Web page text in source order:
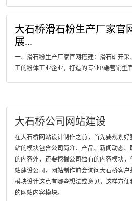
大石桥滑石粉生产厂家官
展...
一、滑石粉生产厂家官网搭建：滑石矿开
工的粉体工业企业，打造的专业B端营销型
大石桥公司网站建设
在大石桥网站设计制作之前，首先要规划
站的模块包含公司简介、产品、新闻动态
的内容外，还要挖掘公司独有的内容模块
站建设公司，网站制作前会询问大石桥客
模块设计这点有哪些想法或意见，这样方
的网站内容模块。